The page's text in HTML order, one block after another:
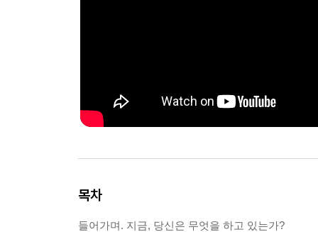
목차
들어가며. 지금, 당신은 무엇을 하고 있는가?